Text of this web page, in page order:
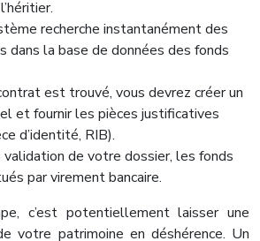
recherche instantanément des
dans la base de données des fonds
est trouvé, vous devrez créer un
et fournir les pièces justificatives
d’identité, RIB).
de votre dossier, les fonds
par virement bancaire.
c’est potentiellement laisser une
votre patrimoine en déshérence. Un